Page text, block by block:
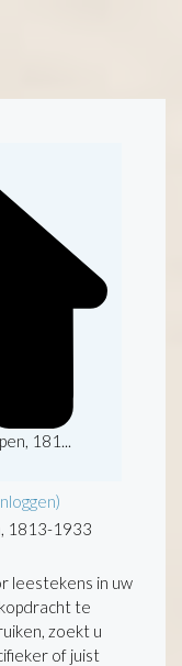
181...
1813-1933
leestekens in uw
te
zoekt u
of juist